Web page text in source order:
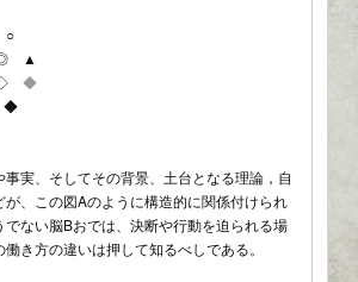
▲
◆
◆
実、そしてその背景、土台となる理論，自
が、この図Aのように構造的に関係付けられ
でない脳Bおでは、決断や行動を迫られる場
き方の違いは押して知るべしである。